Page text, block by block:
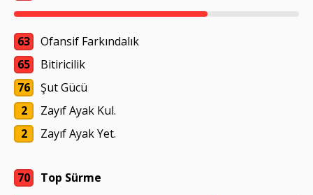
63
Ofansif Farkındalık
65
Bitiricilik
76
Şut Gücü
2
Zayıf Ayak Kul.
2
Zayıf Ayak Yet.
70 Top Sürme